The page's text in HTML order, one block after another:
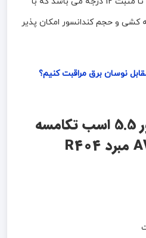
کشی و حجم کندانسور امکان پذیر
نوسان برق مراقبت کنیم؟
ویژگی های کمپرسور 5.5 اسب تکامسه
مبرد R404